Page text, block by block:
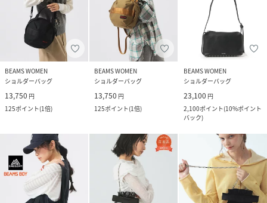
BEAMS WOMEN
ショルダーバッグ
13,750 円
125ポイント(1倍)
BEAMS WOMEN
ショルダーバッグ
13,750 円
125ポイント(1倍)
BEAMS WOMEN
ショルダーバッグ
23,100 円
2,100ポイント(10%ポイント
バック)